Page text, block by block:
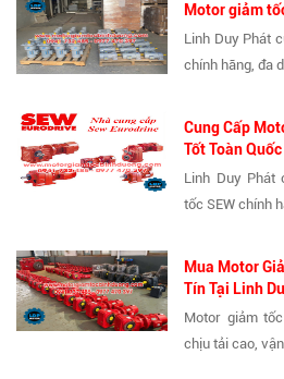
Motor giảm
Linh Duy Phát
chính hãng, đa
Cung Cấp
Tốt Toàn Quốc
Linh Duy Phát
tốc SEW chính
Mua Motor
Tín Tại Linh
Motor giảm
chịu tải cao,